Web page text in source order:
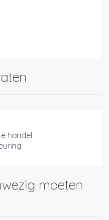
handel
moeten